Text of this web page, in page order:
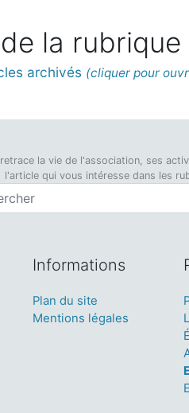
la rubrique
archivés
la vie de l'association, ses
l'article qui vous intéresse dans les
Informations
Plan du site
Mentions légales